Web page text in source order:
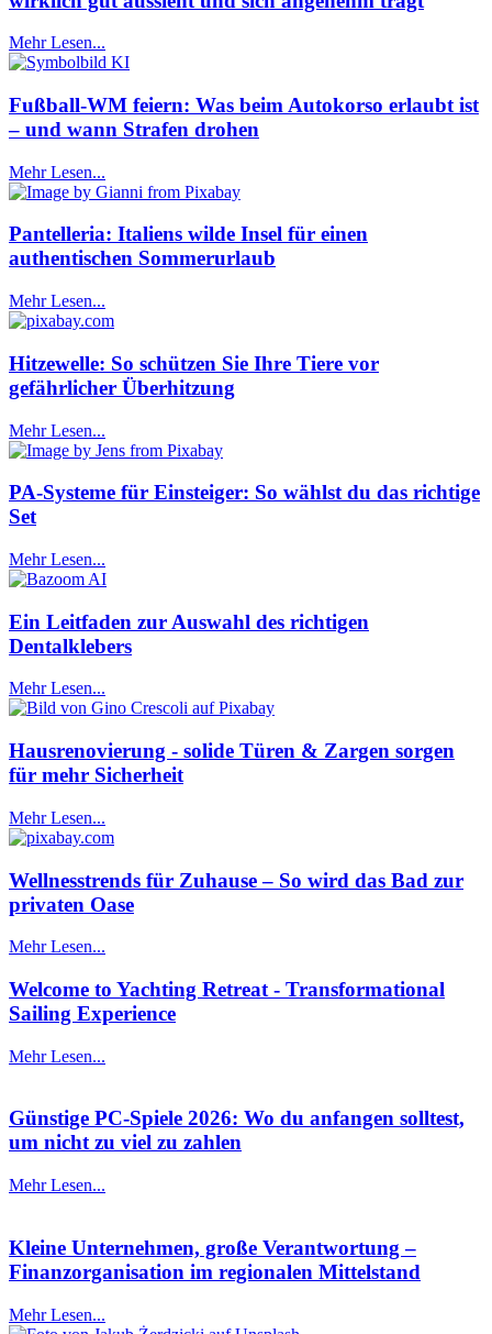
Mehr Lesen...
Fußball-WM feiern: Was beim Autokorso erlaubt ist
– und wann Strafen drohen
Mehr Lesen...
Pantelleria: Italiens wilde Insel für einen
authentischen Sommerurlaub
Mehr Lesen...
Hitzewelle: So schützen Sie Ihre Tiere vor
gefährlicher Überhitzung
Mehr Lesen...
PA-Systeme für Einsteiger: So wählst du das richtige
Set
Mehr Lesen...
Ein Leitfaden zur Auswahl des richtigen
Dentalklebers
Mehr Lesen...
Hausrenovierung - solide Türen & Zargen sorgen
für mehr Sicherheit
Mehr Lesen...
Wellnesstrends für Zuhause – So wird das Bad zur
privaten Oase
Mehr Lesen...
Welcome to Yachting Retreat - Transformational
Sailing Experience
Mehr Lesen...
Günstige PC-Spiele 2026: Wo du anfangen solltest,
um nicht zu viel zu zahlen
Mehr Lesen...
Kleine Unternehmen, große Verantwortung –
Finanzorganisation im regionalen Mittelstand
Mehr Lesen...